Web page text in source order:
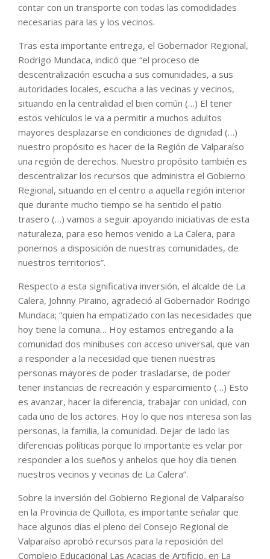
contar con un transporte con todas las comodidades
necesarias para las y los vecinos.
Tras esta importante entrega, el Gobernador Regional,
Rodrigo Mundaca, indicó que “el proceso de
descentralización escucha a sus comunidades, a sus
autoridades locales, escucha a las vecinas y vecinos,
situando en la centralidad el bien común (…) El tener
estos vehículos le va a permitir a muchos adultos
mayores desplazarse en condiciones de dignidad (…)
nuestro propósito es hacer de la Región de Valparaíso
una región de derechos. Nuestro propósito también es
descentralizar los recursos que administra el Gobierno
Regional, situando en el centro a aquella región interior
que durante mucho tiempo se ha sentido el patio
trasero (…) vamos a seguir apoyando iniciativas de esta
naturaleza, para eso hemos venido a La Calera, para
ponernos a disposición de nuestras comunidades, de
nuestros territorios”.
Respecto a esta significativa inversión, el alcalde de La
Calera, Johnny Piraino, agradeció al Gobernador Rodrigo
Mundaca; “quien ha empatizado con las necesidades que
hoy tiene la comuna… Hoy estamos entregando a la
comunidad dos minibuses con acceso universal, que van
a responder a la necesidad que tienen nuestras
personas mayores de poder trasladarse, de poder
tener instancias de recreación y esparcimiento (…) Esto
es avanzar, hacer la diferencia, trabajar con unidad, con
cada uno de los actores. Hoy lo que nos interesa son las
personas, la familia, la comunidad. Dejar de lado las
diferencias políticas porque lo importante es velar por
responder a los sueños y anhelos que hoy día tienen
nuestros vecinos y vecinas de La Calera”.
Sobre la inversión del Gobierno Regional de Valparaíso
en la Provincia de Quillota, es importante señalar que
hace algunos días el pleno del Consejo Regional de
Valparaíso aprobó recursos para la reposición del
Complejo Educacional Las Acacias de Artificio, en La